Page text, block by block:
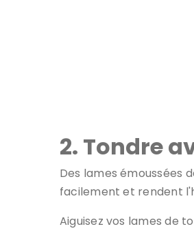
2. Tondre
Des lames émoussées
facilement et rendent
Aiguisez vos lames de